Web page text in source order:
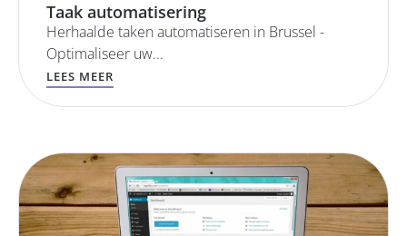
Taak automatisering
Herhaalde taken automatiseren in Brussel -
Optimaliseer uw...
LEES MEER